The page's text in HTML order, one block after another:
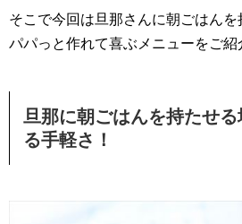
そこで今回は旦那さんに朝ごはん
パパっと作れて喜ぶメニューをご紹
旦那に朝ごはんを持たせ
る手軽さ！